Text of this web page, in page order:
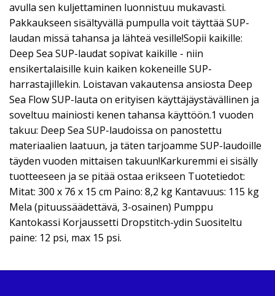
avulla sen kuljettaminen luonnistuu mukavasti.
Pakkaukseen sisältyvällä pumpulla voit täyttää SUP-
laudan missä tahansa ja lähteä vesille!Sopii kaikille:
Deep Sea SUP-laudat sopivat kaikille - niin
ensikertalaisille kuin kaiken kokeneille SUP-
harrastajillekin. Loistavan vakautensa ansiosta Deep
Sea Flow SUP-lauta on erityisen käyttäjäystävällinen ja
soveltuu mainiosti kenen tahansa käyttöön.1 vuoden
takuu: Deep Sea SUP-laudoissa on panostettu
materiaalien laatuun, ja täten tarjoamme SUP-laudoille
täyden vuoden mittaisen takuun!Karkuremmi ei sisälly
tuotteeseen ja se pitää ostaa erikseen Tuotetiedot:
Mitat: 300 x 76 x 15 cm Paino: 8,2 kg Kantavuus: 115 kg
Mela (pituussäädettävä, 3-osainen) Pumppu
Kantokassi Korjaussetti Dropstitch-ydin Suositeltu
paine: 12 psi, max 15 psi.